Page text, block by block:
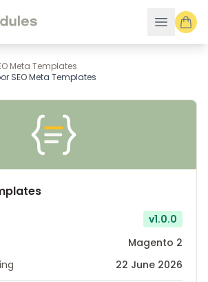
Meta Templates
SEO Meta Templates
v1.0.0
Magento 2
22 June 2026